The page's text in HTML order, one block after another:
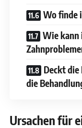
Wo finde
Wie kann
Deckt die
die
Ursachen für